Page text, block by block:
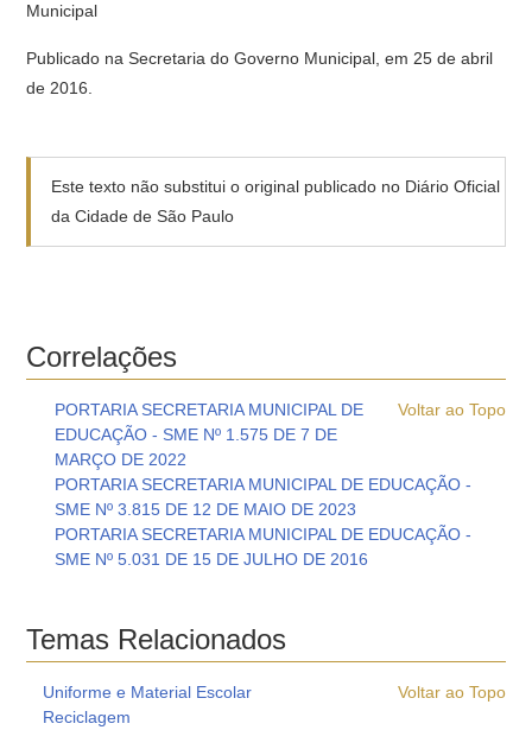
Municipal
Publicado na Secretaria do Governo Municipal, em 25 de abril
de 2016.
Este texto não substitui o original publicado no Diário Oficial
da Cidade de São Paulo
Correlações
Voltar ao Topo
PORTARIA SECRETARIA MUNICIPAL DE
EDUCAÇÃO - SME Nº 1.575 DE 7 DE
MARÇO DE 2022
PORTARIA SECRETARIA MUNICIPAL DE EDUCAÇÃO -
SME Nº 3.815 DE 12 DE MAIO DE 2023
PORTARIA SECRETARIA MUNICIPAL DE EDUCAÇÃO -
SME Nº 5.031 DE 15 DE JULHO DE 2016
Temas Relacionados
Voltar ao Topo
Uniforme e Material Escolar
Reciclagem